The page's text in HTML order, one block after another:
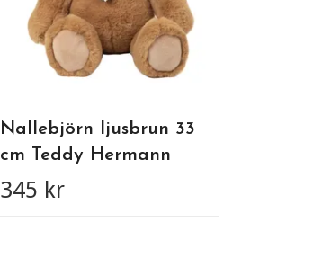
Nallebjörn ljusbrun 33
cm Teddy Hermann
345 kr